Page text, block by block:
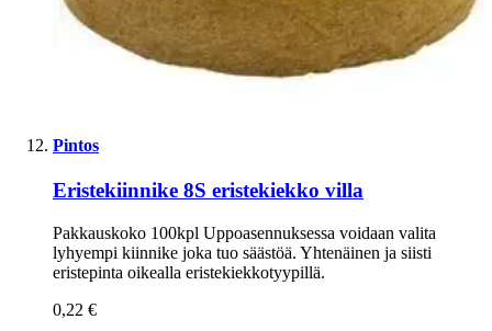
Pintos
Eristekiinnike 8S eristekiekko villa
Pakkauskoko 100kpl Uppoasennuksessa voidaan valita
lyhyempi kiinnike joka tuo säästöä. Yhtenäinen ja siisti
eristepinta oikealla eristekiekkotyypillä.
0,22 €